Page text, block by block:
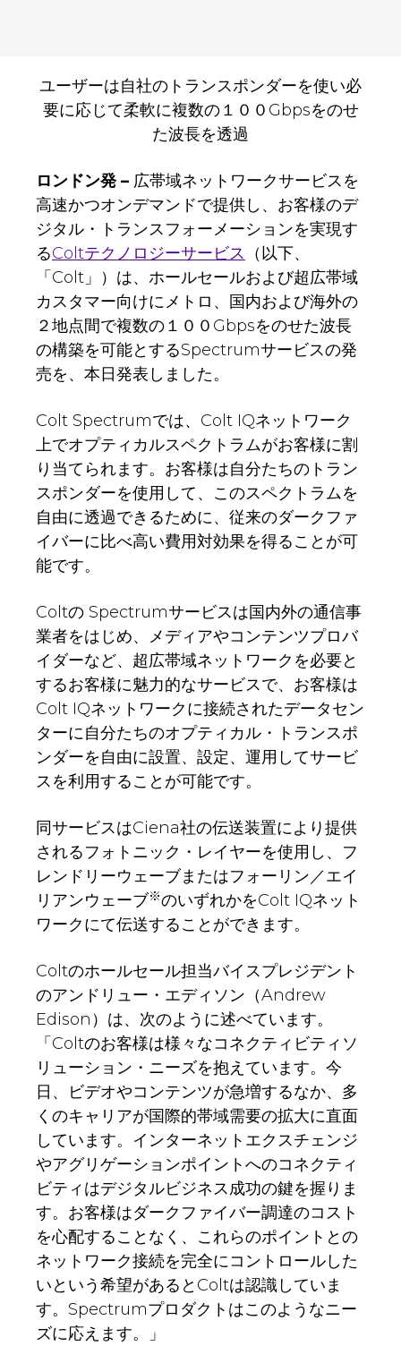
ユーザーは自社のトランスポンダーを使い必
要に応じて柔軟に複数の１００Gbpsをのせ
た波長を透過
ロンドン発– 広帯域ネットワークサービスを
高速かつオンデマンドで提供し、お客様のデ
ジタル・トランスフォーメーションを実現す
るColtテクノロジーサービス （以下、
「Colt」）は、ホールセールおよび超広帯域
カスタマー向けにメトロ、国内および海外の
２地点間で複数の１００Gbpsをのせた波長
の構築を可能とするSpectrumサービスの発
売を、本日発表しました。
Colt Spectrumでは、Colt IQネットワーク
上でオプティカルスペクトラムがお客様に割
り当てられます。お客様は自分たちのトラン
スポンダーを使用して、このスペクトラムを
自由に透過できるために、従来のダークファ
イバーに比べ高い費用対効果を得ることが可
能です。
Coltの Spectrumサービスは国内外の通信事
業者をはじめ、メディアやコンテンツプロバ
イダーなど、超広帯域ネットワークを必要と
するお客様に魅力的なサービスで、お客様は
Colt IQネットワークに接続されたデータセン
ターに自分たちのオプティカル・トランスポ
ンダーを自由に設置、設定、運用してサービ
スを利用することが可能です。
同サービスはCiena社の伝送装置により提供
されるフォトニック・レイヤーを使用し、フ
レンドリーウェーブまたはフォーリン／エイ
リアンウェーブ※のいずれかをColt IQネット
ワークにて伝送することができます。
Coltのホールセール担当バイスプレジデント
のアンドリュー・エディソン（Andrew
Edison）は、次のように述べています。
「Coltのお客様は様々なコネクティビティソ
リューション・ニーズを抱えています。今
日、ビデオやコンテンツが急増するなか、多
くのキャリアが国際的帯域需要の拡大に直面
しています。インターネットエクスチェンジ
やアグリゲーションポイントへのコネクティ
ビティはデジタルビジネス成功の鍵を握りま
す。お客様はダークファイバー調達のコスト
を心配することなく、これらのポイントとの
ネットワーク接続を完全にコントロールした
いという希望があるとColtは認識していま
す。Spectrumプロダクトはこのようなニー
ズに応えます。」